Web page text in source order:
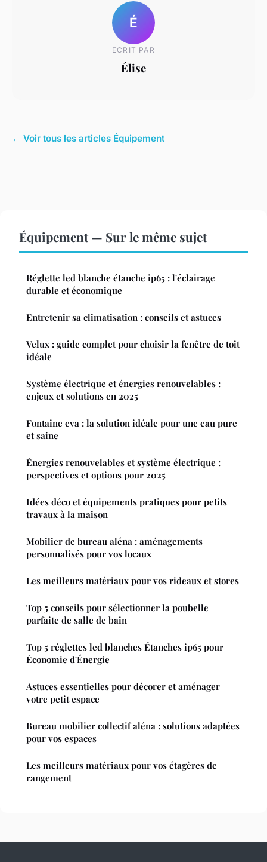
É
ECRIT PAR
Élise
← Voir tous les articles Équipement
Équipement — Sur le même sujet
Réglette led blanche étanche ip65 : l'éclairage
durable et économique
Entretenir sa climatisation : conseils et astuces
Velux : guide complet pour choisir la fenêtre de toit
idéale
Système électrique et énergies renouvelables :
enjeux et solutions en 2025
Fontaine eva : la solution idéale pour une eau pure
et saine
Énergies renouvelables et système électrique :
perspectives et options pour 2025
Idées déco et équipements pratiques pour petits
travaux à la maison
Mobilier de bureau aléna : aménagements
personnalisés pour vos locaux
Les meilleurs matériaux pour vos rideaux et stores
Top 5 conseils pour sélectionner la poubelle
parfaite de salle de bain
Top 5 réglettes led blanches Étanches ip65 pour
Économie d'Énergie
Astuces essentielles pour décorer et aménager
votre petit espace
Bureau mobilier collectif aléna : solutions adaptées
pour vos espaces
Les meilleurs matériaux pour vos étagères de
rangement